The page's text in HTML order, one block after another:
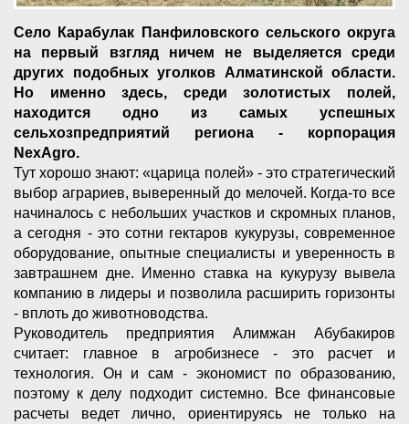
Село Карабулак Панфиловского сельского округа
на первый взгляд ничем не выделяется среди
других подобных уголков Алматинской области.
Но именно здесь, среди золотистых полей,
находится одно из самых успешных
сельхозпредприятий региона - корпорация
NexАgro.
Тут хорошо знают: «царица полей» - это стратегический
выбор аграриев, выверенный до мелочей. Когда-то все
начиналось с небольших участков и скромных планов,
а сегодня - это сотни гектаров кукурузы, современное
оборудование, опытные специалисты и уверенность в
завтрашнем дне. Именно ставка на кукурузу вывела
компанию в лидеры и позволила расширить горизонты
- вплоть до животноводства.
Руководитель предприятия Алимжан Абубакиров
считает: главное в агробизнесе - это расчет и
технология. Он и сам - экономист по образованию,
поэтому к делу подходит системно. Все финансовые
расчеты ведет лично, ориентируясь не только на